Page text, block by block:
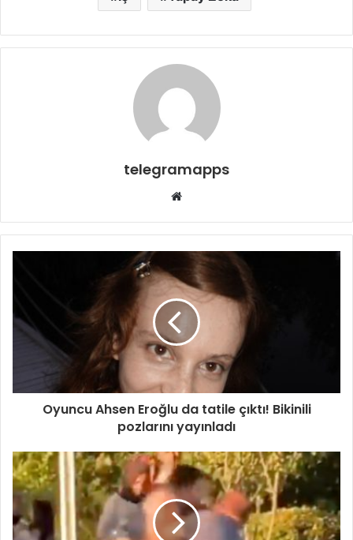
telegramapps
Web
Oyuncu Ahsen Eroğlu da tatile çıktı! Bikinili
pozlarını yayınladı